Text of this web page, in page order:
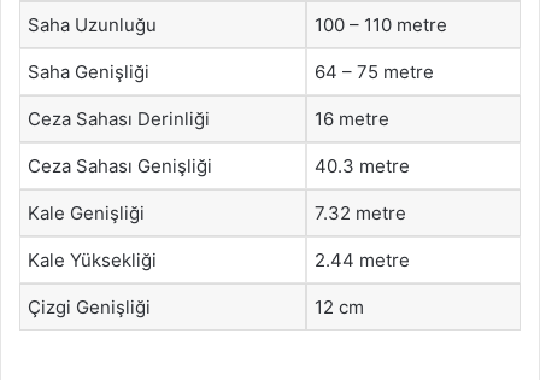
Saha Uzunluğu 100 – 110 metre
Saha Genişliği 64 – 75 metre
Ceza Sahası Derinliği 16 metre
Ceza Sahası Genişliği 40.3 metre
Kale Genişliği 7.32 metre
Kale Yüksekliği 2.44 metre
Çizgi Genişliği 12 cm